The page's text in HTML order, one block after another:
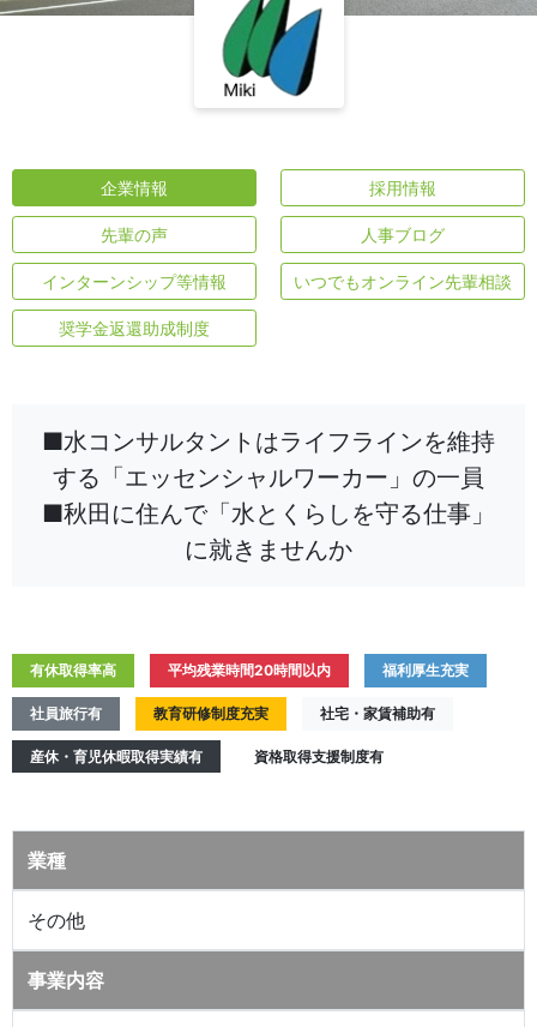
企業情報 採用情報
先輩の声 人事ブログ
インターンシップ等情報 いつでもオンライン先輩相談
奨学金返還助成制度
■水コンサルタントはライフラインを維持
する「エッセンシャルワーカー」の一員
■秋田に住んで「水とくらしを守る仕事」
に就きませんか
有休取得率高 平均残業時間20時間以内 福利厚生充実
社員旅行有 教育研修制度充実 社宅・家賃補助有
産休・育児休暇取得実績有 資格取得支援制度有
業種
その他
事業内容